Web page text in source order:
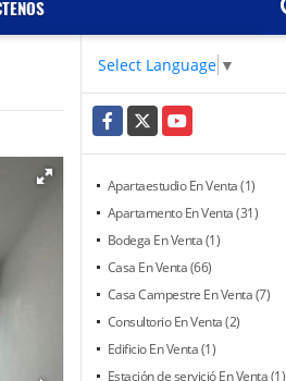
Select Language ▼
Facebook
X YouTube
Apartaestudio En Venta (1)
Apartamento En Venta (31)
Bodega En Venta (1)
Casa En Venta (66)
Casa Campestre En Venta (7)
Consultorio En Venta (2)
Edificio En Venta (1)
Estación de servició En Venta (1)